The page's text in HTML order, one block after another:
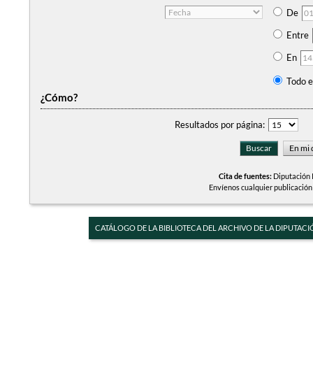
De
Entre
En
Todo
¿Cómo?
Resultados por página:
Cita de fuentes:Diputación
Envíenos cualquier
CATÁLOGO DE LA BIBLIOTECA DEL ARCHIVO DE LA